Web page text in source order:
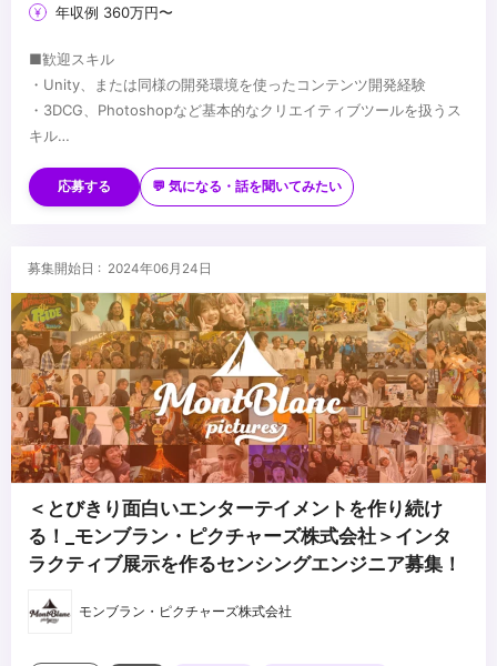
年収例 360万円〜
■歓迎スキル
・Unity、または同様の開発環境を使ったコンテンツ開発経験
・3DCG、Photoshopなど基本的なクリエイティブツールを扱うス
キル
・センサーデバイスの使用経験
・自身のオリジナル作品の制作経験（学生時の作品で構いません）
応募する 💬 気になる・話を聞いてみたい
募集開始日 : 2024年06月24日
＜とびきり面白いエンターテイメントを作り続け
る！_モンブラン・ピクチャーズ株式会社＞インタ
ラクティブ展示を作るセンシングエンジニア募集！
モンブラン・ピクチャーズ株式会社